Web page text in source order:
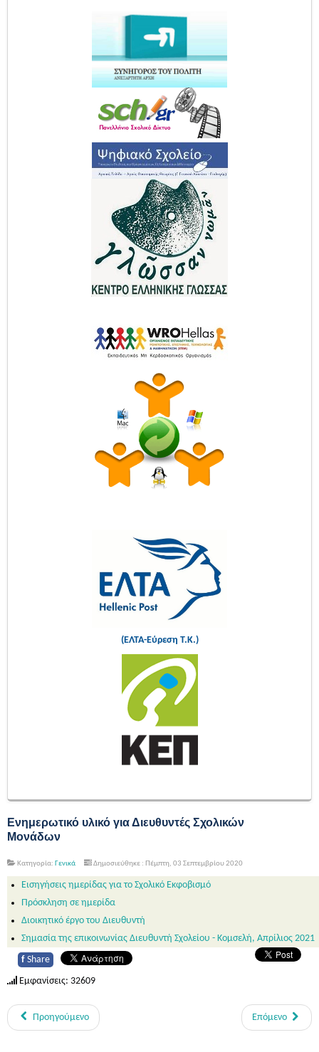
(ΕΛΤΑ-Εύρεση Τ.Κ.)
Ενημερωτικό υλικό για Διευθυντές Σχολικών
Μονάδων
Κατηγορία: Γενικά Δημοσιεύθηκε : Πέμπτη, 03 Σεπτεμβρίου 2020
Εισηγήσεις ημερίδας για το Σχολικό Εκφοβισμό
Πρόσκληση σε ημερίδα
Διοικητικό έργο του Διευθυντή
Σημασία της επικοινωνίας Διευθυντή Σχολείου - Κομσελή, Απρίλιος 2021
f Share
Εμφανίσεις: 32609
Προηγούμενο Επόμενο